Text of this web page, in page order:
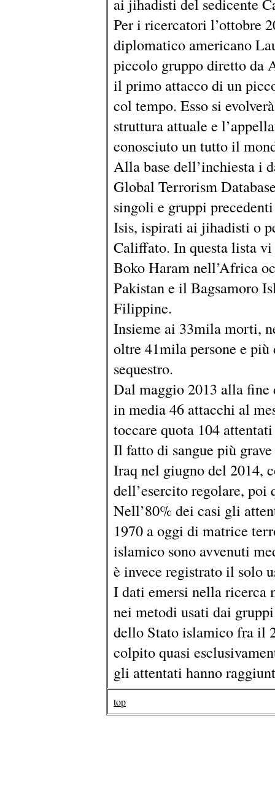
Per i ricercatori l’ottobre
diplomatico americano
piccolo gruppo diretto da
il primo attacco di un
col tempo. Esso si
struttura attuale e
conosciuto un tutto il
Alla base dell’inchiesta i
Global Terrorism
singoli e gruppi
Isis, ispirati ai jihadisti o
Califfato. In questa lista
Boko Haram nell’Africa
Pakistan e il Bagsamoro
Filippine.
Insieme ai 33mila morti,
oltre 41mila persone e
sequestro.
Dal maggio 2013 alla fine
in media 46 attacchi al
toccare quota 104
Il fatto di sangue più
Iraq nel giugno del 2014,
dell’esercito regolare,
Nell’80% dei casi gli
1970 a oggi di matrice
islamico sono avvenuti
è invece registrato il solo
I dati emersi nella ricerca
nei metodi usati dai
dello Stato islamico fra il
colpito quasi
gli attentati hanno
top